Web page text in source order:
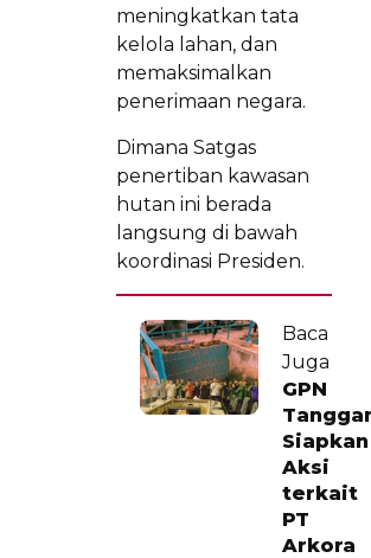
meningkatkan tata
kelola lahan, dan
memaksimalkan
penerimaan negara.
Dimana Satgas
penertiban kawasan
hutan ini berada
langsung di bawah
koordinasi Presiden.
Baca
Juga
GPN
Siapkan
Aksi
terkait
PT
Arkora